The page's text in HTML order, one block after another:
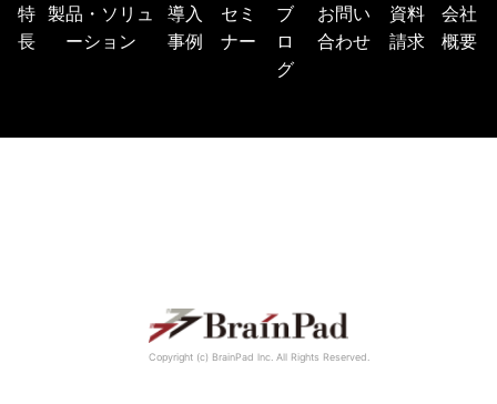
特
長
製品・ソリュ
ーション
導入
事例
セミ
ナー
ブ
ロ
グ
お問い
合わせ
資料
請求
会社
概要
Copyright (c) BrainPad lnc. All Rights Reserved.